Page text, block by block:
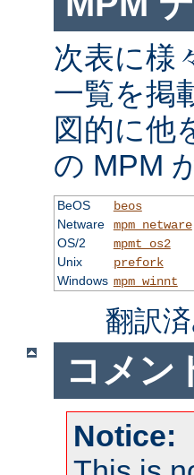
次表に様
一覧を掲
図的に他
の MPM
BeOS
beos
Netware
mpm_netware
OS/2
mpmt_os2
Unix
prefork
Windows mpm_winnt
翻訳
コメン
Notice: